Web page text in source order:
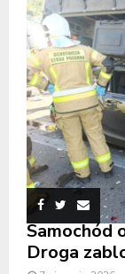
Samochód
Droga